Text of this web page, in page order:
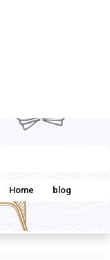
Home blog